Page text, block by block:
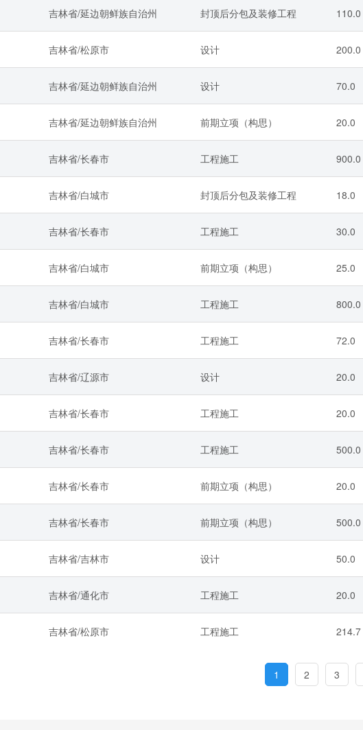
吉林省/延边朝鲜族自治州 封顶后分包及装修工程 110.0
吉林省/松原市 设计 200.0
吉林省/延边朝鲜族自治州 设计 70.0
吉林省/延边朝鲜族自治州 前期立项（构思） 20.0
吉林省/长春市 工程施工 900.0
吉林省/白城市 封顶后分包及装修工程 18.0
吉林省/长春市 工程施工 30.0
吉林省/白城市 前期立项（构思） 25.0
吉林省/白城市 工程施工 800.0
吉林省/长春市 工程施工 72.0
吉林省/辽源市 设计 20.0
吉林省/长春市 工程施工 20.0
吉林省/长春市 工程施工 500.0
吉林省/长春市 前期立项（构思） 20.0
吉林省/长春市 前期立项（构思） 500.0
吉林省/吉林市 设计 50.0
吉林省/通化市 工程施工 20.0
吉林省/松原市 工程施工 214.7
1 2 3